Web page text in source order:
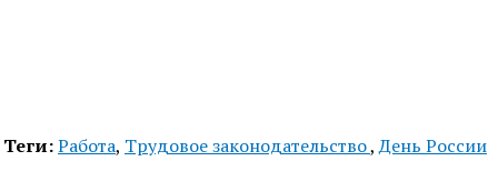
Теги:Работа, Трудовое законодательство,День России